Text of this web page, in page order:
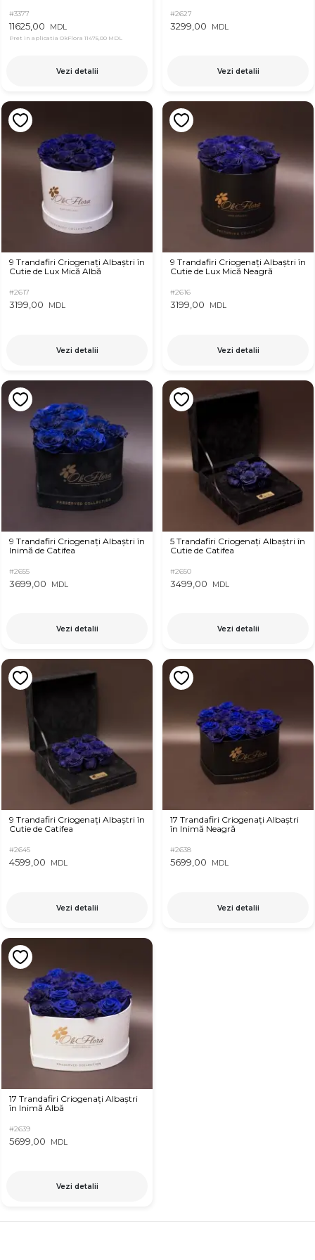
#3377
11625,00 MDL
Pret in aplicatia OkFlora 11475,00 MDL
Vezi detalii
#2627
3299,00 MDL
Vezi detalii
9 Trandafiri Criogenați Albaștri în
Cutie de Lux Mică Albă
#2617
3199,00 MDL
Vezi detalii
9 Trandafiri Criogenați Albaștri în
Cutie de Lux Mică Neagră
#2616
3199,00 MDL
Vezi detalii
9 Trandafiri Criogenați Albaștri în
Inimă de Catifea
#2655
3699,00 MDL
Vezi detalii
5 Trandafiri Criogenați Albaștri în
Cutie de Catifea
#2650
3499,00 MDL
Vezi detalii
9 Trandafiri Criogenați Albaștri în
Cutie de Catifea
#2645
4599,00 MDL
Vezi detalii
17 Trandafiri Criogenați Albaștri
în Inimă Neagră
#2638
5699,00 MDL
Vezi detalii
17 Trandafiri Criogenați Albaștri
în Inimă Albă
#2639
5699,00 MDL
Vezi detalii